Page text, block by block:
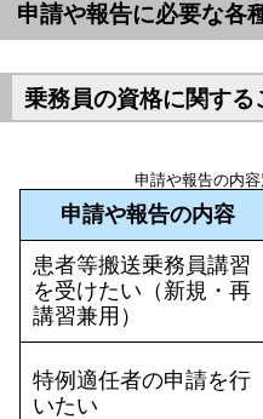
申請や報告に必要な各
乗務員の資格に関する
申請や報告の内
申請や報告の内容
患者等搬送乗務員講習
を受けたい（新規・再
講習兼用）
特例適任者の申請を行
いたい